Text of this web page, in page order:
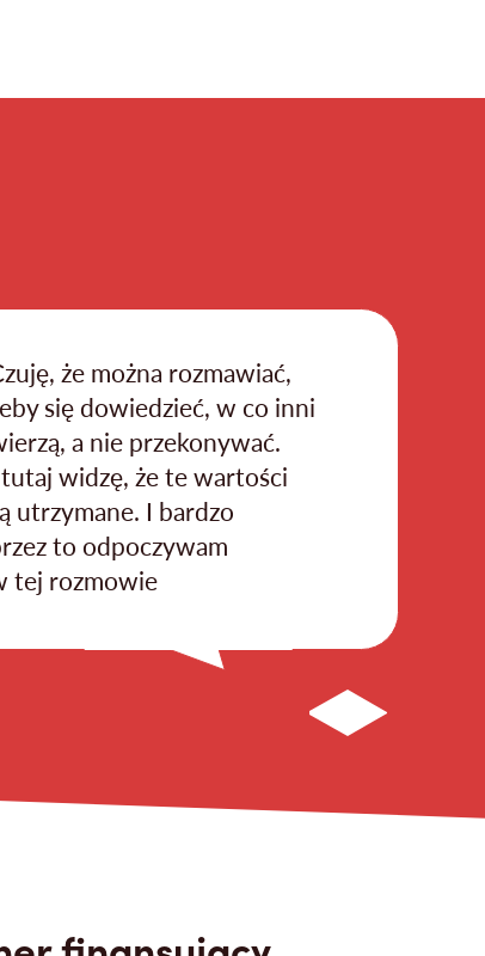
że można rozmawiać,
się dowiedzieć, w co inni
a nie przekonywać.
widzę, że te wartości
utrzymane. I bardzo
to odpoczywam
tej rozmowie